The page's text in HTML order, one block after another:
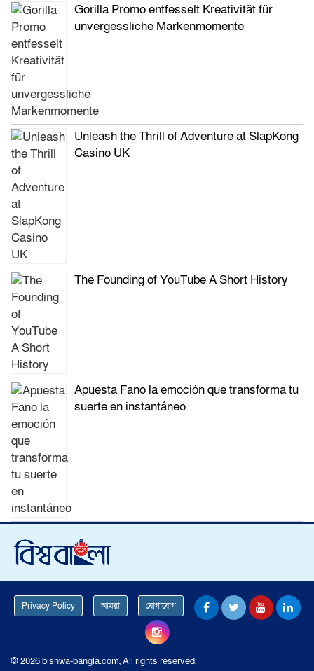
Gorilla Promo entfesselt Kreativität für
unvergessliche Markenmomente
Unleash the Thrill of Adventure at SlapKong
Casino UK
The Founding of YouTube A Short History
Apuesta Fano la emoción que transforma tu
suerte en instantáneo
Privacy Policy আমরা যোগাযোগ
© 2026 bishwa-bangla.com, All rights reserved.